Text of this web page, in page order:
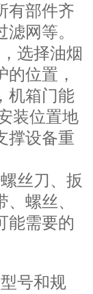
有部件齐
网等。
选择油烟
位置，
机箱门能
装位置地
撑设备重
丝刀、扳
螺丝、
能需要的
号和规